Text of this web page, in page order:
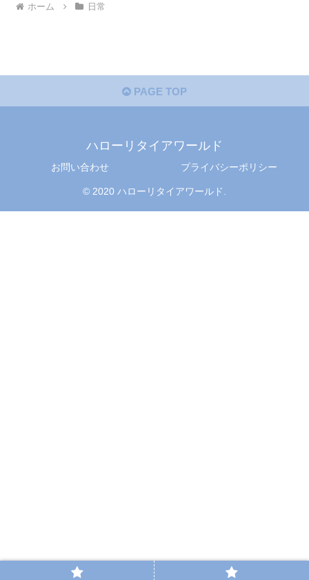
ホーム 日常
PAGE TOP
ハローリタイアワールド
お問い合わせ プライバシーポリシー
© 2020 ハローリタイアワールド.